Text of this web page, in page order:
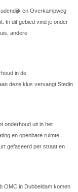
en Overkampweg
In dit gebied vind je onder
andere
in de
deze klus vervangt Stedin
onderhoud uit in het
en openbare ruimte
gefaseerd per straat en
OMC in Dubbeldam komen